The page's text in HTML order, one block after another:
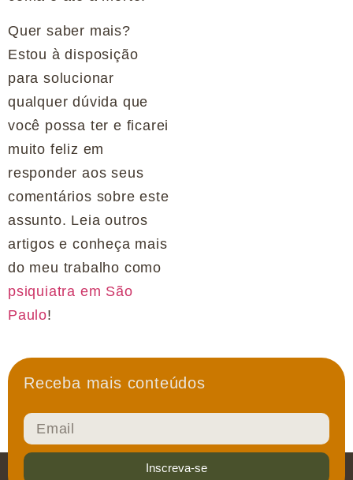
Quer saber mais?
Estou à disposição
para solucionar
qualquer dúvida que
você possa ter e ficarei
muito feliz em
responder aos seus
comentários sobre este
assunto. Leia outros
artigos e conheça mais
do meu trabalho como
psiquiatra em São
Paulo!
Receba mais conteúdos
Inscreva-se